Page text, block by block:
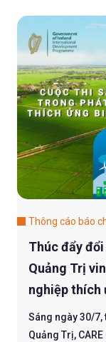
Thông cáo báo
Thúc đẩy
Quảng Trị
nghiệp thích
Sáng ngày 30/
Quảng Trị,